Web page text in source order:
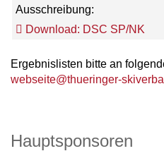
Ausschreibung:
Download: DSC SP/NK
Ergebnislisten bitte an
webseite@thueringer-
Hauptsponsoren